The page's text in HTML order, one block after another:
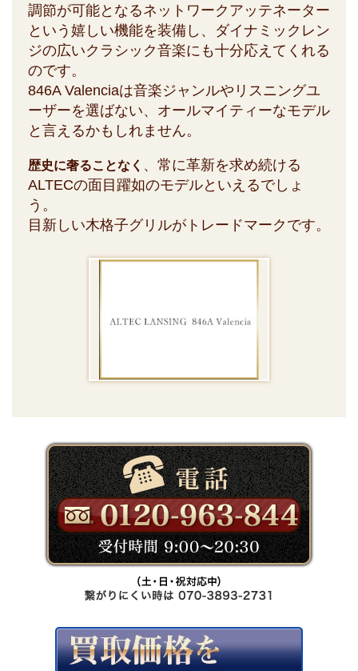
調節が可能となるネットワークアッテネーター
という嬉しい機能を装備し、ダイナミックレン
ジの広いクラシック音楽にも十分応えてくれる
のです。
846A Valenciaは音楽ジャンルやリスニングユ
ーザーを選ばない、オールマイティーなモデル
と言えるかもしれません。
歴史に奢ることなく 、常に革新を求め続ける
ALTECの面目躍如のモデルといえるでしょ
う。
目新しい木格子グリルがトレードマークです。